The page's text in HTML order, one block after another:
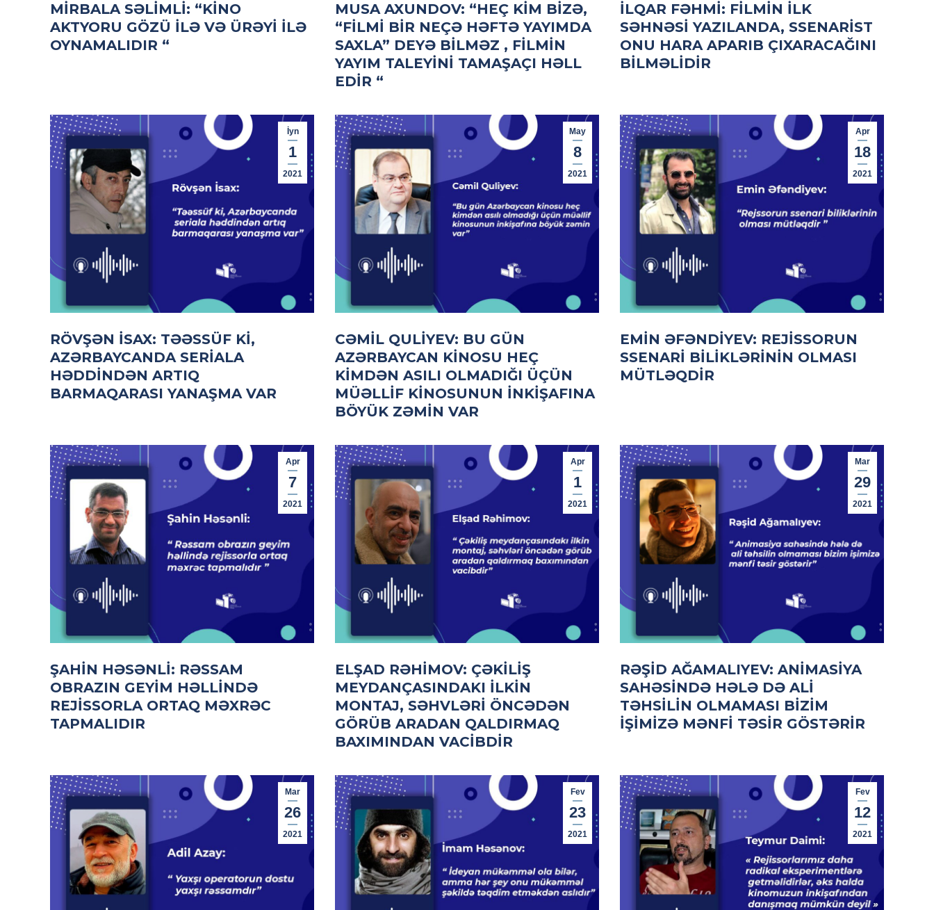
MIRBALA SƏLIMLI: “KINO
AKTYORU GÖZÜ ILƏ VƏ ÜRƏYI ILƏ
OYNAMALIDIR “
MUSA AXUNDOV: “HEÇ KIM BIZƏ,
“FILMI BIR NEÇƏ HƏFTƏ YAYIMDA
SAXLA” DEYƏ BILMƏZ , FILMIN
YAYIM TALEYINI TAMAŞAÇI HƏLL
EDIR “
İLQAR FƏHMI: FILMIN ILK
SƏHNƏSI YAZILANDA, SSENARIST
ONU HARA APARIB ÇIXARACAĞINI
BILMƏLIDIR
İyn
1
2021
RÖVŞƏN İSAX: TƏƏSSÜF KI,
AZƏRBAYCANDA SERIALA
HƏDDINDƏN ARTIQ
BARMAQARASI YANAŞMA VAR
May
8
2021
CƏMIL QULIYEV: BU GÜN
AZƏRBAYCAN KINOSU HEÇ
KIMDƏN ASILI OLMADIĞI ÜÇÜN
MÜƏLLIF KINOSUNUN INKIŞAFINA
BÖYÜK ZƏMIN VAR
Apr
18
2021
EMIN ƏFƏNDIYEV: REJISSORUN
SSENARI BILIKLƏRININ OLMASI
MÜTLƏQDIR
Apr
7
2021
ŞAHIN HƏSƏNLI: RƏSSAM
OBRAZIN GEYIM HƏLLINDƏ
REJISSORLA ORTAQ MƏXRƏC
TAPMALIDIR
Apr
1
2021
ELŞAD RƏHIMOV: ÇƏKILIŞ
MEYDANÇASINDAKI ILKIN
MONTAJ, SƏHVLƏRI ÖNCƏDƏN
GÖRÜB ARADAN QALDIRMAQ
BAXIMINDAN VACIBDIR
Mar
29
2021
RƏŞID AĞAMALIYEV: ANIMASIYA
SAHƏSINDƏ HƏLƏ DƏ ALI
TƏHSILIN OLMAMASI BIZIM
IŞIMIZƏ MƏNFI TƏSIR GÖSTƏRIR
Mar
26
2021
Fev
23
2021
Fev
12
2021